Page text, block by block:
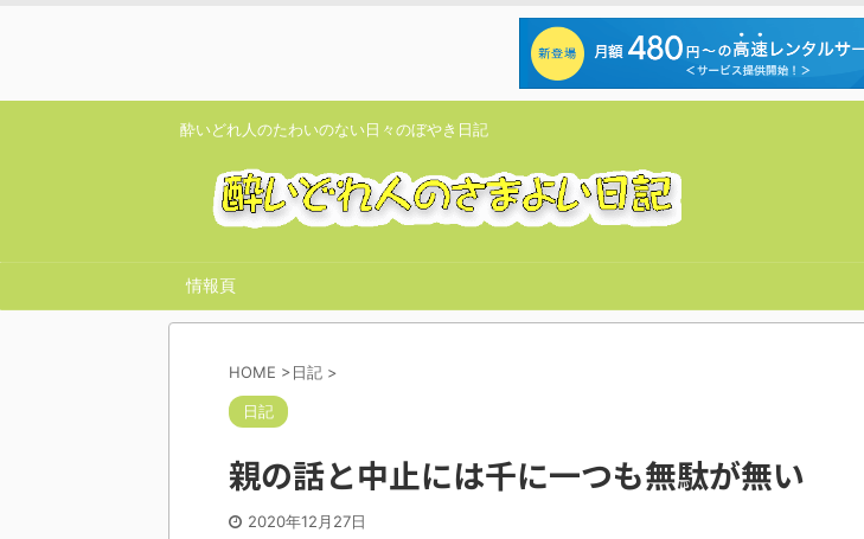
酔いどれ人のたわいのない日々のぼやき日記
情報頁
HOME >日記 >
日記
親の話と中止には千に一つも無駄が無い
2020年12月27日